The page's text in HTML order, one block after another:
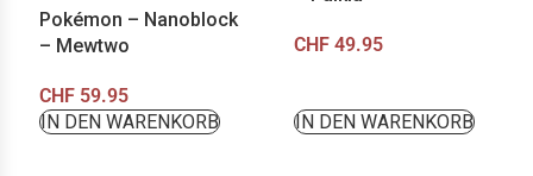
Pokémon – Nanoblock
– Mewtwo
CHF 59.95
IN DEN WARENKORB
CHF49.95
IN DEN WARENKORB